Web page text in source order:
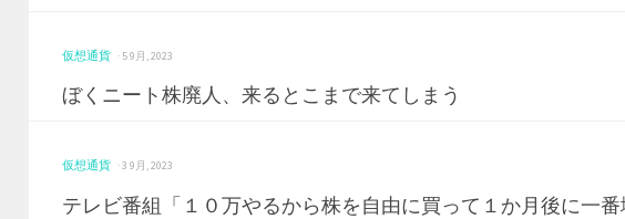
仮想通貨 · 5 9月, 2023
ぼくニート株廃人、来るとこまで来てしまう
仮想通貨 · 3 9月, 2023
テレビ番組「１０万やるから株を自由に買って１か月後に一